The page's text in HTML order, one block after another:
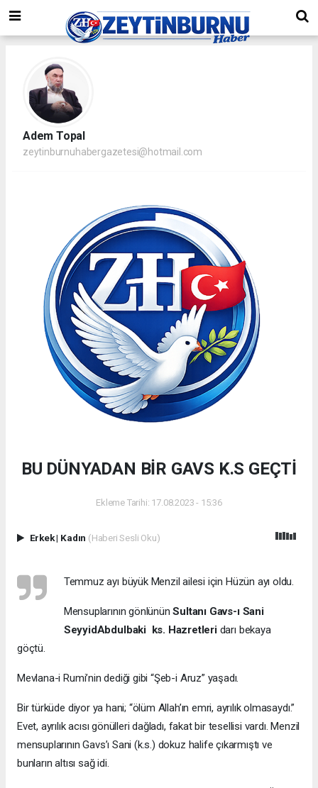
Adem Topal
zeytinburnuhabergazetesi@hotmail.com
BU DÜNYADAN BİR GAVS K.S GEÇTİ
Ekleme Tarihi: 17.08.2023 - 15:36
Erkek| Kadın (Haberi Sesli Oku)
Temmuz ayı büyük Menzil ailesi için Hüzün ayı oldu.
Mensuplarının gönlününSultanı Gavs-ı Sani
SeyyidAbdulbaki ks. Hazretleridarı bekaya
göçtü.
Mevlana-i Rumi’nin dediği gibi “Şeb-i Aruz” yaşadı.
Bir türküde diyor ya hani; “ölüm Allah’ın emri, ayrılık olmasaydı.”
Evet, ayrılık acısı gönülleri dağladı, fakat bir tesellisi vardı. Menzil
mensuplarının Gavs’ı Sani (k.s.) dokuz halife çıkarmıştı ve
bunların altısı sağ idi.